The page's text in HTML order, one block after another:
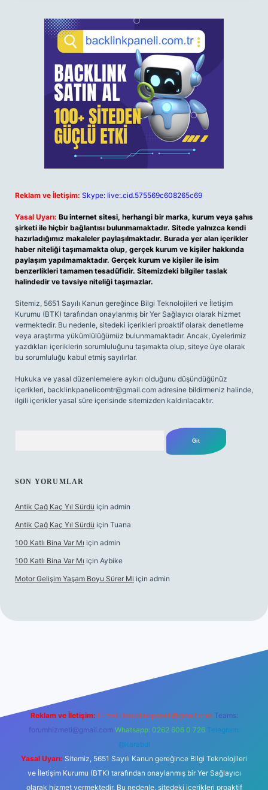
Reklam ve İletişim: Skype: live:.cid.575569c608265c69
Yasal Uyarı: Bu internet sitesi, herhangi bir marka, kurum veya şahıs
şirketi ile hiçbir bağlantısı bulunmamaktadır. Sitede yalnızca kendi
hazırladığımız makaleler paylaşılmaktadır. Burada yer alan içerikler
haber niteliği taşımamakta olup, gerçek kurum ve kişiler hakkında
paylaşım yapılmamaktadır. Gerçek kurum ve kişiler ile isim
benzerlikleri tamamen tesadüfidir. Sitemizdeki bilgiler taslak
halindedir ve tavsiye niteliği taşımazlar.
Sitemiz, 5651 Sayılı Kanun gereğince Bilgi Teknolojileri ve İletişim
Kurumu (BTK) tarafından onaylanmış bir Yer Sağlayıcı olarak hizmet
vermektedir. Bu nedenle, sitedeki içerikleri proaktif olarak denetleme
veya araştırma yükümlülüğümüz bulunmamaktadır. Ancak, üyelerimiz
yazdıkları içeriklerin sorumluluğunu taşımakta olup, siteye üye olarak
bu sorumluluğu kabul etmiş sayılırlar.
Hukuka ve yasal düzenlemelere aykırı olduğunu düşündüğünüz
içerikleri, backlinkpanelicomtr@gmail.com adresine bildirmeniz halinde,
ilgili içerikler yasal süre içerisinde sitemizden kaldırılacaktır.
SON YORUMLAR
Antik Çağ Kaç Yıl Sürdü için admin
Antik Çağ Kaç Yıl Sürdü için Tuana
100 Katlı Bina Var Mı için admin
100 Katlı Bina Var Mı için Aybike
Motor Gelişim Yaşam Boyu Sürer Mi için admin
Reklam ve İletişim: E-mail: backlinkpaneli@gmail.com Teams:
forumhizmeti@gmail.com Whatsapp: 0262 606 0 726 Telegram:
@karabul
Yasal Uyarı: Sitemiz, 5651 Sayılı Kanun gereğince Bilgi Teknolojileri
ve İletişim Kurumu (BTK) tarafından onaylanmış bir Yer Sağlayıcı
olarak hizmet vermektedir. Bu nedenle, sitedeki içerikleri proaktif